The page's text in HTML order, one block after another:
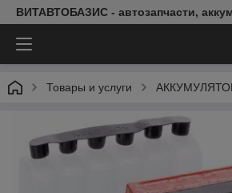
ВИТАВТОБАЗИС - автозапчасти,
Товары и услуги